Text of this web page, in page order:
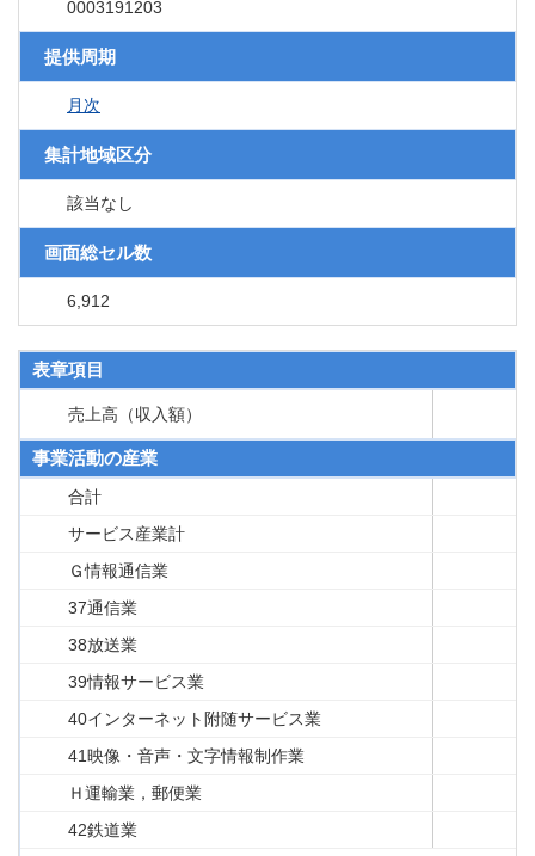
0003191203
提供周期
月次
集計地域区分
該当なし
画面総セル数
6,912
表章項目
売上高（収入額）
事業活動の産業
合計
サービス産業計
Ｇ情報通信業
37通信業
38放送業
39情報サービス業
40インターネット附随サービス業
41映像・音声・文字情報制作業
Ｈ運輸業，郵便業
42鉄道業